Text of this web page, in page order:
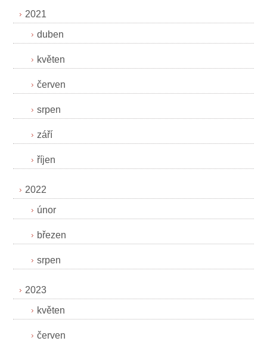
2021
duben
květen
červen
srpen
září
říjen
2022
únor
březen
srpen
2023
květen
červen